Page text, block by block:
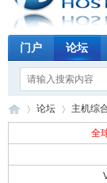
门户 论坛
论坛 主机综
全